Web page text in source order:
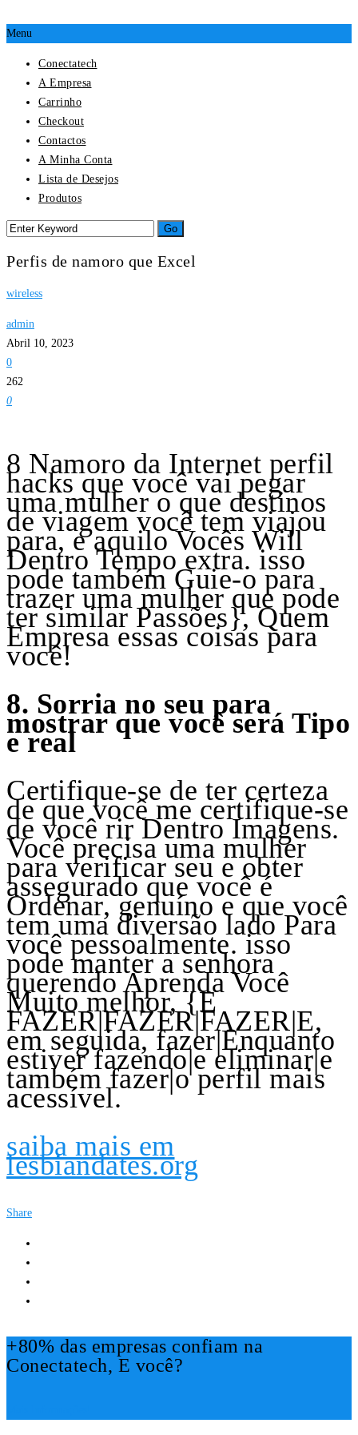
Menu
Conectatech
A Empresa
Carrinho
Checkout
Contactos
A Minha Conta
Lista de Desejos
Produtos
Perfis de namoro que Excel
wireless
admin
Abril 10, 2023
0
262
0
8 Namoro da Internet perfil
hacks que você vai pegar
uma mulher o que destinos
de viagem você tem viajou
para, e aquilo Vocês Will
Dentro Tempo extra. isso
pode também Guie-o para
trazer uma mulher que pode
ter similar Passões}, Quem
Empresa essas coisas para
você!
8. Sorria no seu para
mostrar que você será Tipo
e real
Certifique-se de ter certeza
de que você me certifique-se
de você rir Dentro Imagens.
Você precisa uma mulher
para verificar seu e obter
assegurado que você é
Ordenar, genuíno e que você
tem uma diversão lado Para
você pessoalmente. isso
pode manter a senhora
querendo Aprenda Você
Muito melhor, {E
FAZER|FAZER|FAZER|E,
em seguida, fazer|Enquanto
estiver fazendo|e eliminar|e
também fazer|o perfil mais
acessível.
saiba mais em
lesbiandates.org
Share
+80% das empresas confiam na
Conectatech, E você?